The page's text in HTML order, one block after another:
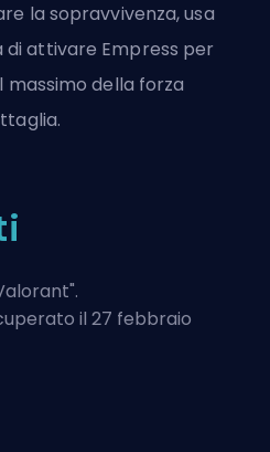
la sopravvivenza, usa
attivare Empress per
massimo della forza
".
il 27 febbraio